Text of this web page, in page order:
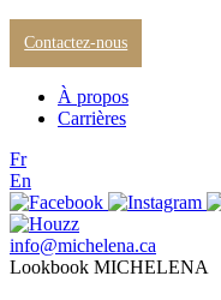
Contactez-nous
À propos
Carrières
Fr
En
info@michelena.ca
Lookbook MICHELENA